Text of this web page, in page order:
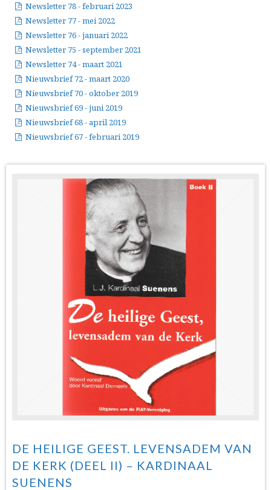
Newsletter 78 - februari 2023
Newsletter 77 - mei 2022
Newsletter 76 - januari 2022
Newsletter 75 - september 2021
Newsletter 74 - maart 2021
Nieuwsbrief 72 - maart 2020
Nieuwsbrief 70 - oktober 2019
Nieuwsbrief 69 - juni 2019
Nieuwsbrief 68 - april 2019
Nieuwsbrief 67 - februari 2019
DE HEILIGE GEEST. LEVENSADEM VAN
DE KERK (DEEL II) – KARDINAAL
SUENENS